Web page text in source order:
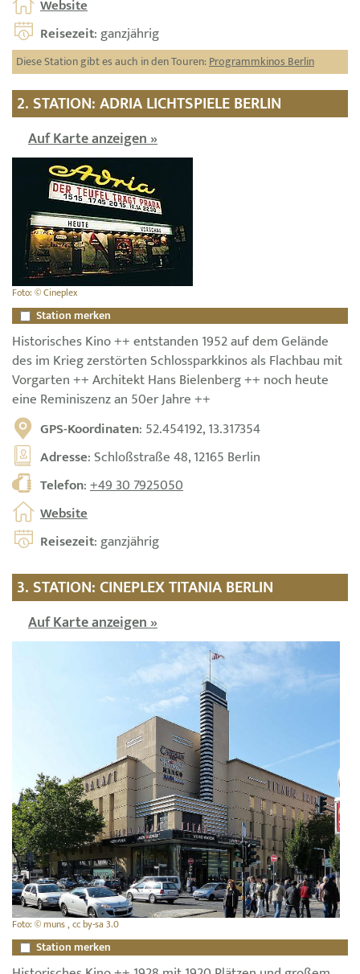
Website
Reisezeit: ganzjährig
Diese Station gibt es auch in den Touren:Programmkinos Berlin
2. STATION: ADRIA LICHTSPIELE BERLIN
Auf Karte anzeigen »
Foto: © Cineplex
Station merken
Historisches Kino ++ entstanden 1952 auf dem Gelände
des im Krieg zerstörten Schlossparkkinos als Flachbau mit
Vorgarten ++ Architekt Hans Bielenberg ++ noch heute
eine Reminiszenz an 50er Jahre ++
GPS-Koordinaten: 52.454192, 13.317354
Adresse: Schloßstraße 48, 12165 Berlin
Telefon:+49 30 7925050
Website
Reisezeit: ganzjährig
3. STATION: CINEPLEX TITANIA BERLIN
Auf Karte anzeigen »
Foto: © muns , cc by-sa 3.0
Station merken